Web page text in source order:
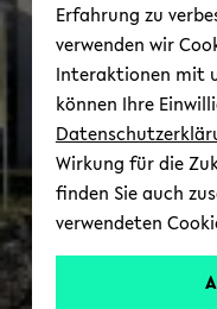
Erfahrung zu
verwenden wir
Interaktionen mit
können Ihre
Wirkung für die
finden Sie auch
verwendeten